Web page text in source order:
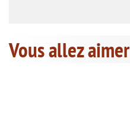
Vous allez aimer